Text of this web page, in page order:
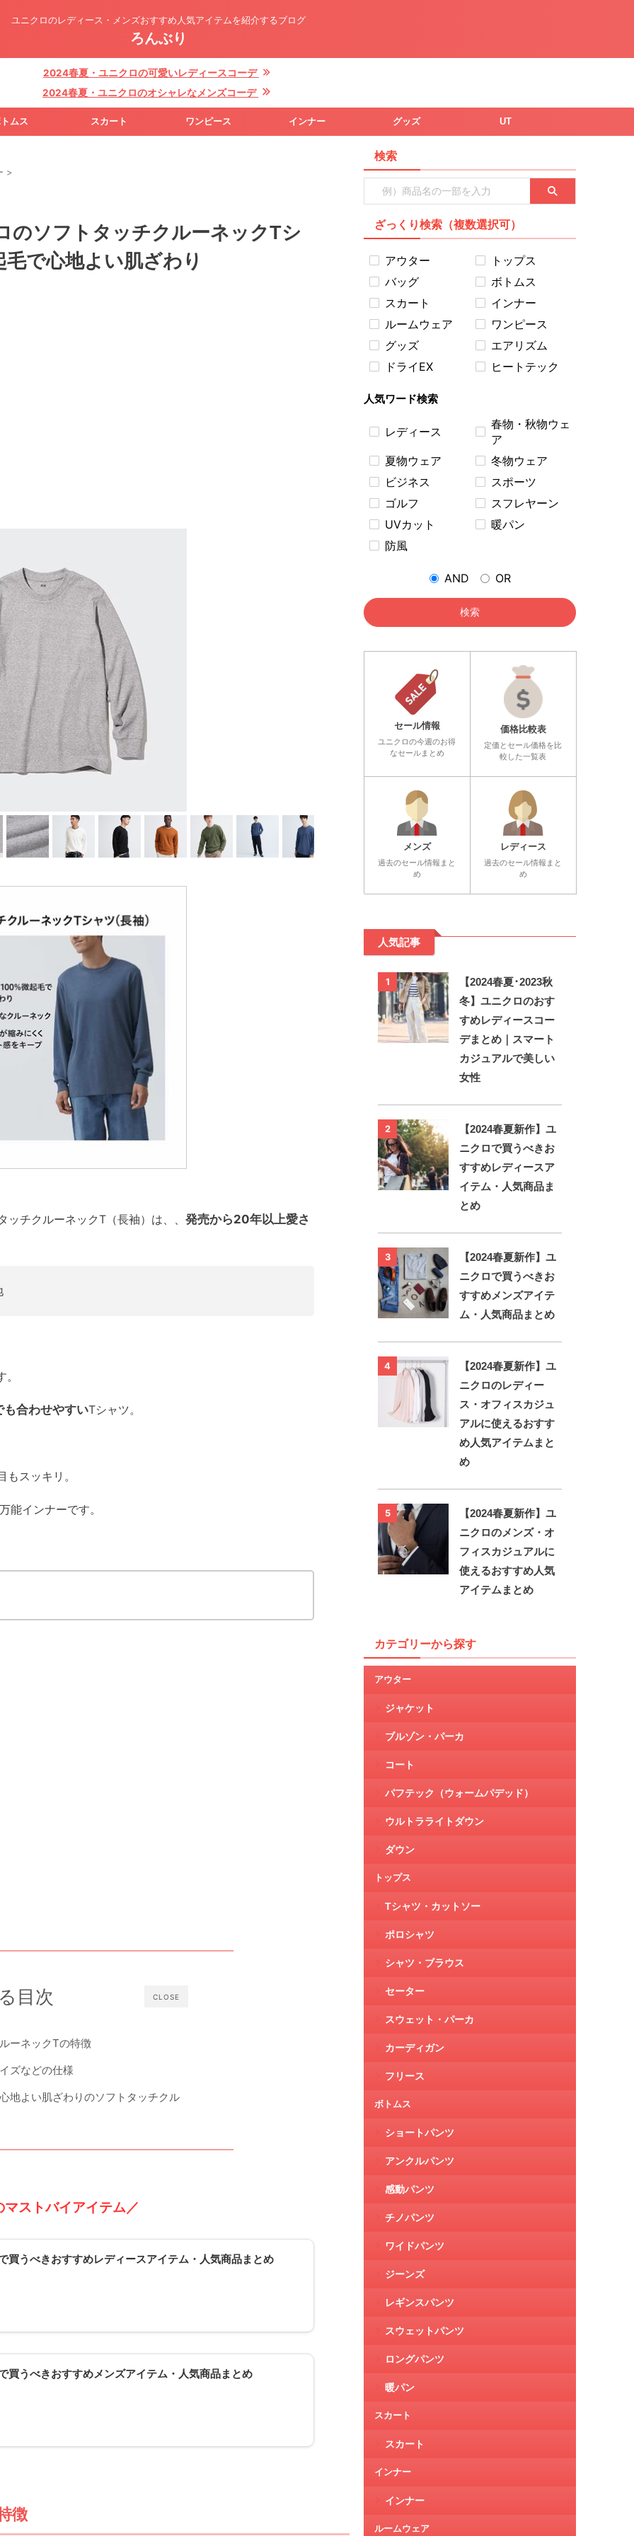
ユニクロのレディース・メンズおすすめ人気アイテムを紹介するブログ
ろんぶり
2024春夏・ユニクロの可愛いレディースコーデ
2024春夏・ユニクロのオシャレなメンズコーデ
ムス スカート ワンピース インナー グッズ UT
>
のソフトタッチクルーネックTシ
で心地よい肌ざわり
チクルーネックT（長袖）は、、 発売から20年以上愛さ
も合わせやすいTシャツ。
もスッキリ。
万能インナーです。
CLOSE
目次
ーネックTの特徴
ズなどの仕様
地よい肌ざわりのソフトタッチクル
マストバイアイテム／
買うべきおすすめレディースアイテム・人気商品まとめ
買うべきおすすめメンズアイテム・人気商品まとめ
徴
検索
ざっくり検索（複数選択可）
アウター
トップス
バッグ
ボトムス
スカート
インナー
ルームウェア
ワンピース
グッズ
エアリズム
ドライEX
ヒートテック
人気ワード検索
レディース
春物・秋物ウェ
ア
夏物ウェア
冬物ウェア
ビジネス
スポーツ
ゴルフ
スフレヤーン
UVカット
暖パン
防風
AND OR
検索
セール情報
ユニクロの今週のお得
なセールまとめ
価格比較表
定価とセール価格を比
較した一覧表
メンズ
過去のセール情報まと
め
レディース
過去のセール情報まと
め
人気記事
1
【2024春夏･2023秋
冬】ユニクロのおす
すめレディースコー
デまとめ｜スマート
カジュアルで美しい
女性
2
【2024春夏新作】ユ
ニクロで買うべきお
すすめレディースア
イテム・人気商品ま
とめ
3
【2024春夏新作】ユ
ニクロで買うべきお
すすめメンズアイテ
ム・人気商品まとめ
4
【2024春夏新作】ユ
ニクロのレディー
ス・オフィスカジュ
アルに使えるおすす
め人気アイテムまと
め
5
【2024春夏新作】ユ
ニクロのメンズ・オ
フィスカジュアルに
使えるおすすめ人気
アイテムまとめ
カテゴリーから探す
アウター
ジャケット
ブルゾン・パーカ
コート
パフテック（ウォームパデッド）
ウルトラライトダウン
ダウン
トップス
Tシャツ・カットソー
ポロシャツ
シャツ・ブラウス
セーター
スウェット・パーカ
カーディガン
フリース
ボトムス
ショートパンツ
アンクルパンツ
感動パンツ
チノパンツ
ワイドパンツ
ジーンズ
レギンスパンツ
スウェットパンツ
ロングパンツ
暖パン
スカート
スカート
インナー
インナー
ルームウェア